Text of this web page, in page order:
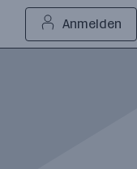
Anmelden